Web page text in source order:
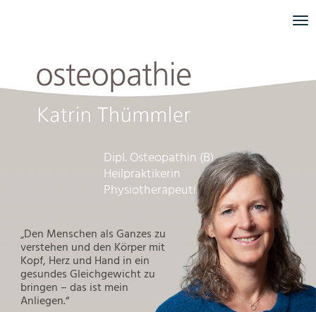
Dipl. Osteopathin (B)
Heilpraktikerin
Physiotherapeutin
„Den Menschen als Ganzes zu
verstehen und den Körper mit
Kopf, Herz und Hand in ein
gesundes Gleichgewicht zu
bringen – das ist mein
Anliegen.“